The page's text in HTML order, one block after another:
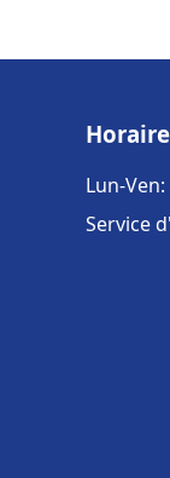
Lun-
Service